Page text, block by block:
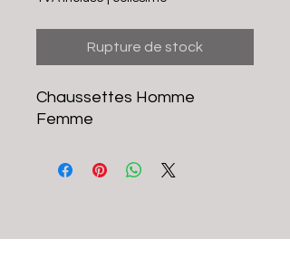
Rupture de stock
Chaussettes Homme
Femme